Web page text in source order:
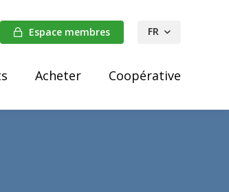
Acheter Coopérative
Espace membres
FR
DE